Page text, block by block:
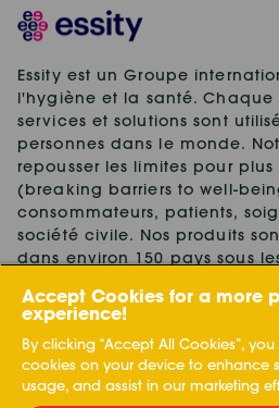
Essity est un Groupe
l'hygiène et la santé. Chaque
services et solutions sont
personnes dans le monde.
repousser les limites pour
(breaking barriers to well-
consommateurs, patients,
société civile. Nos produits
dans environ 150 pays sous
fortes, telles que Actimove,
Leukoplast, Libero, Libresse,
Nosotras, Saba, Tempo, TOM
2024, Essity a réalisé un
milliards d'euros et comptait
Accept Cookies for a more
experience!
By clicking “Accept All Cookies”,
cookies on your device to enhance
usage, and assist in our marketing